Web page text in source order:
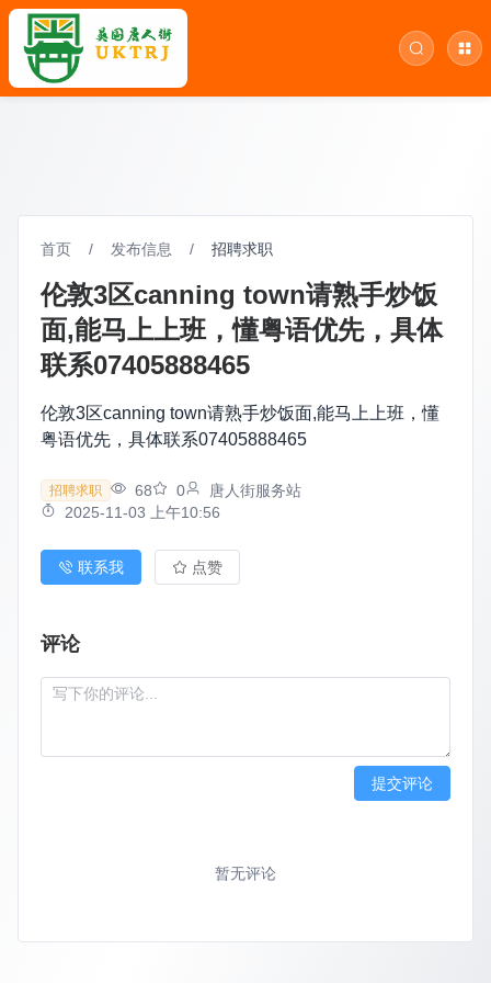
首页 / 发布信息 / 招聘求职
伦敦3区canning town请熟手炒饭
面,能马上上班，懂粤语优先，具体
联系07405888465
伦敦3区canning town请熟手炒饭面,能马上上班，懂
粤语优先，具体联系07405888465
招聘求职 68 0
唐人街服务站
2025-11-03 上午10:56
联系我 点赞
评论
提交评论
暂无评论